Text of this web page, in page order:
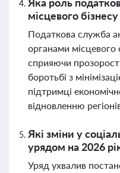
місцевого
Податкова служба
органами місцевого
сприяючи
боротьбі з
підтримці
відновленню
Які зміни у
урядом на 2026
Уряд ухвалив